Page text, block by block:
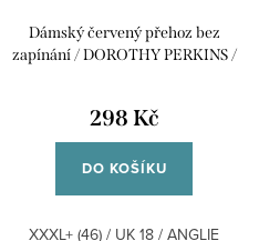
Dámský červený přehoz bez
zapínání / DOROTHY PERKINS /
298 Kč
DO KOŠÍKU
XXXL+ (46) / UK 18 / ANGLIE